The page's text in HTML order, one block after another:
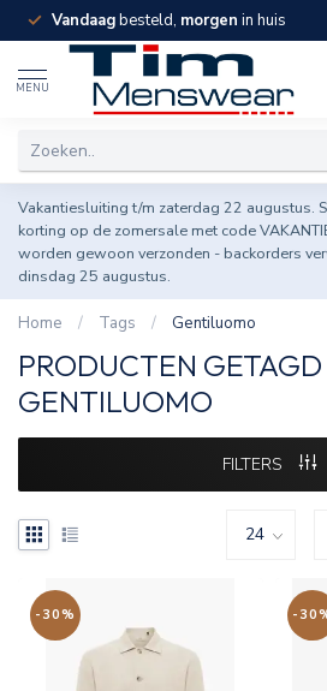
Vandaagbesteld, morgen in huis
MENU
Vakantiesluiting t/m zaterdag 22 augustus.
korting op de zomersale met code
worden gewoon verzonden - backorders
dinsdag 25 augustus.
Home / Tags / Gentiluomo
PRODUCTEN
GENTILUOMO
FILTERS
-30% -